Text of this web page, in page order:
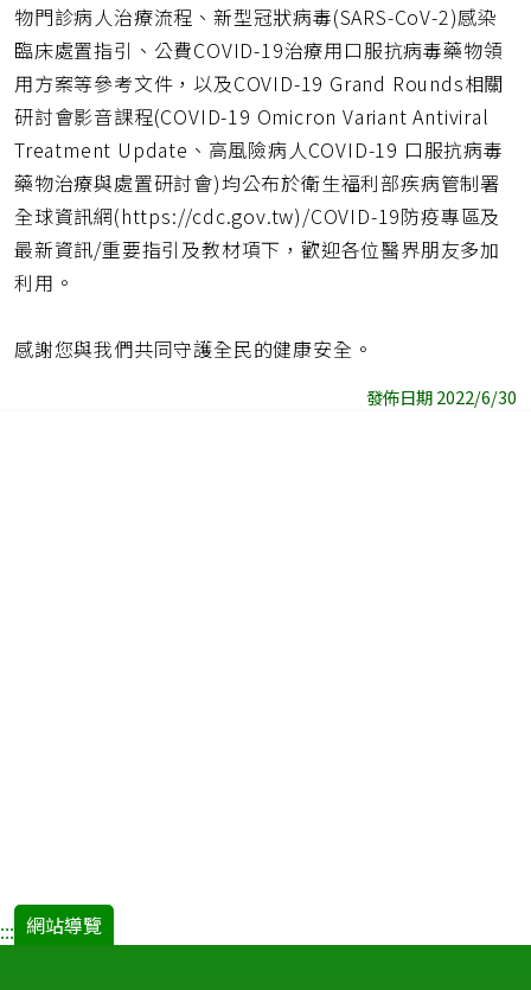
物門診病人治療流程、新型冠狀病毒(SARS-CoV-2)感染
臨床處置指引、公費COVID-19治療用口服抗病毒藥物領
用方案等參考文件，以及COVID-19 Grand Rounds相關
研討會影音課程(COVID-19 Omicron Variant Antiviral
Treatment Update、高風險病人COVID-19 口服抗病毒
藥物治療與處置研討會)均公布於衛生福利部疾病管制署
全球資訊網(https://cdc.gov.tw)/COVID-19防疫專區及
最新資訊/重要指引及教材項下，歡迎各位醫界朋友多加
利用。
感謝您與我們共同守護全民的健康安全。
發佈日期 2022/6/30
::: 網站導覽